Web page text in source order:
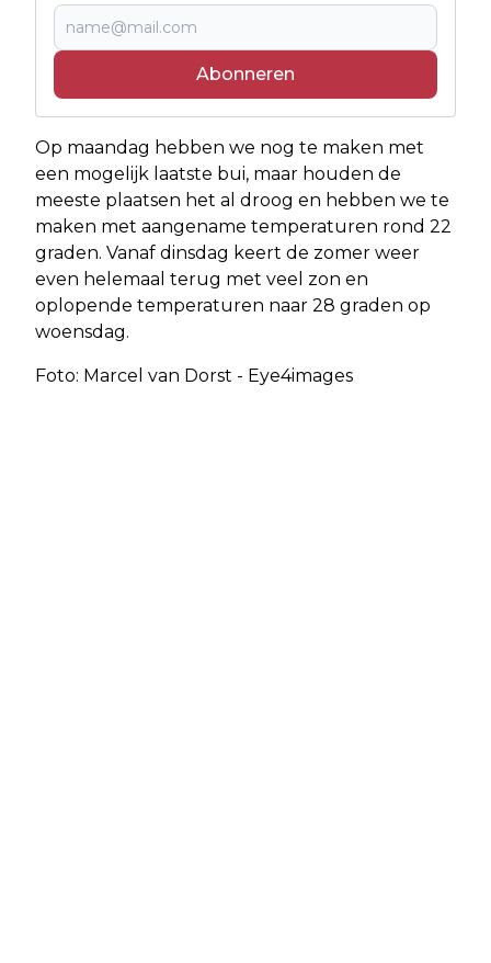
Abonneren
Op maandag hebben we nog te maken met
een mogelijk laatste bui, maar houden de
meeste plaatsen het al droog en hebben we te
maken met aangename temperaturen rond 22
graden. Vanaf dinsdag keert de zomer weer
even helemaal terug met veel zon en
oplopende temperaturen naar 28 graden op
woensdag.
Foto: Marcel van Dorst - Eye4images